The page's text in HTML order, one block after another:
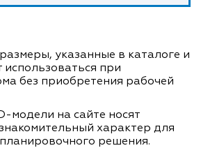
указанные в каталоге и
использоваться при
без приобретения рабочей
модели на сайте носят
характер для
решения.